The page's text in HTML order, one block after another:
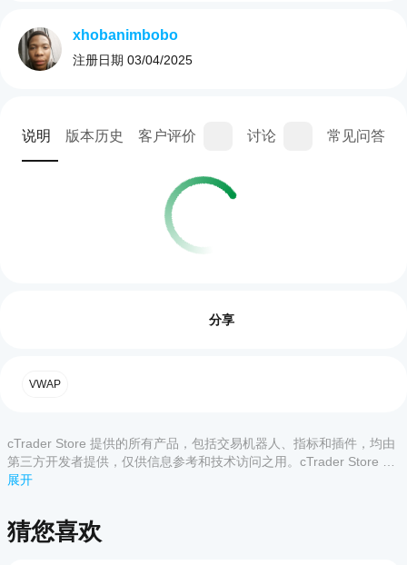
说明 版本历史 客户评价 讨论 常见问答
客户评价
该产
品尚
已经
试过
用
后，添
加实例
即可开
进行技
术分
哪些
cTrader
应用支
Store
的指
分享
VWAP
cTrader Store 提供的所有产品，包括交易机器人、指标和插件，均由
第三方开发者提供，仅供信息参考和技术访问之用。cTrader Store 并
非经纪商，不提供投资建议、个人推荐或任何未来业绩保证。
展开
猜您喜欢
xhobanimbobo
注册日期 03/04/2025